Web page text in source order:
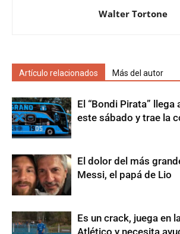
Walter Tortone
Artículo relacionados Más del autor
El “Bondi Pirata” llega
este sábado y trae la
El dolor del más
Messi, el papá de Lio
Es un crack, juega en
Atlético y necesita